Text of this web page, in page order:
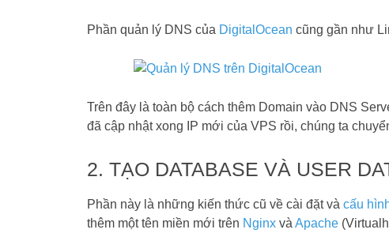
Phần quản lý DNS của DigitalOcean cũng gần như
Trên đây là toàn bộ cách thêm Domain vào DNS
đã cập nhật xong IP mới của VPS rồi, chúng ta
2. TẠO DATABASE VÀ USER
Phần này là những kiến thức cũ về cài đặt và cấu
thêm một tên miền mới trên Nginx và Apache